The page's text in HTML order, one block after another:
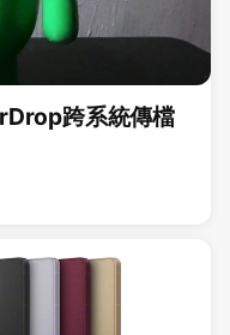
跨系統傳檔